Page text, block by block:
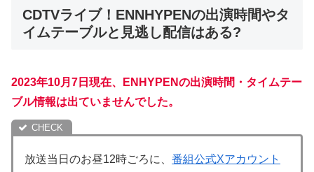
CDTVライブ！ENNHYPENの出演時間やタ
イムテーブルと見逃し配信はある?
2023年10月7日現在、ENHYPENの出演時間・タイムテー
ブル情報は出ていませんでした。
放送当日のお昼12時ごろに、 番組公式Xアカウント